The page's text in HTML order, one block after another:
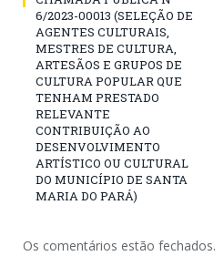
6/2023-00013 (SELEÇÃO DE
AGENTES CULTURAIS,
MESTRES DE CULTURA,
ARTESÃOS E GRUPOS DE
CULTURA POPULAR QUE
TENHAM PRESTADO
RELEVANTE
CONTRIBUIÇÃO AO
DESENVOLVIMENTO
ARTÍSTICO OU CULTURAL
DO MUNICÍPIO DE SANTA
MARIA DO PARÁ)
Os comentários estão fechados.